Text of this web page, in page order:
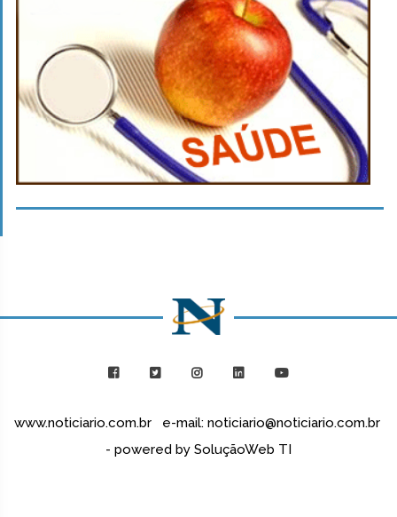
www.noticiario.com.br e-mail: noticiario@noticiario.com.br
- powered by SoluçãoWeb TI